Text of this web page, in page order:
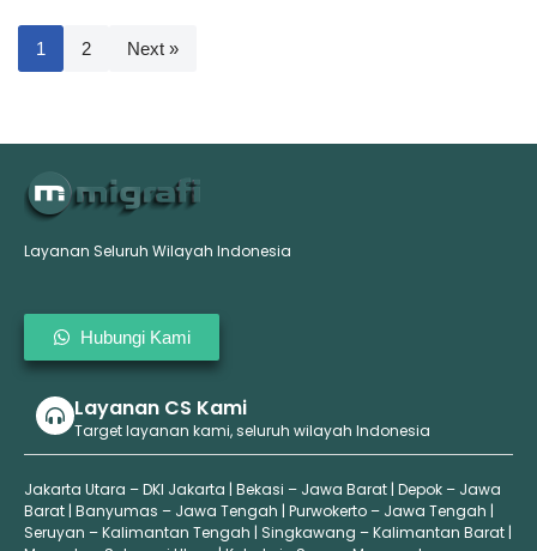
1 2 Next »
Layanan Seluruh Wilayah Indonesia
Hubungi Kami
Layanan CS Kami
Target layanan kami, seluruh wilayah Indonesia
Jakarta Utara – DKI Jakarta | Bekasi – Jawa Barat | Depok – Jawa
Barat | Banyumas – Jawa Tengah | Purwokerto – Jawa Tengah |
Seruyan – Kalimantan Tengah | Singkawang – Kalimantan Barat |